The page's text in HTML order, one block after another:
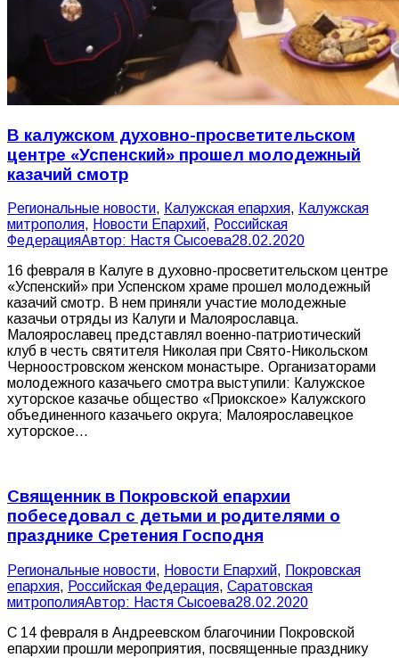
В калужском духовно-просветительском
центре «Успенский» прошел молодежный
казачий смотр
Pегиональные новости, Калужская епархия, Калужская
митрополия, Новости Епархий, Российская
ФедерацияАвтор: Настя Сысоева28.02.2020
16 февраля в Калуге в духовно-просветительском центре
«Успенский» при Успенском храме прошел молодежный
казачий смотр. В нем приняли участие молодежные
казачьи отряды из Калуги и Малоярославца.
Малоярославец представлял военно-патриотический
клуб в честь святителя Николая при Свято-Никольском
Черноостровском женском монастыре. Организаторами
молодежного казачьего смотра выступили: Калужское
хуторское казачье общество «Приокское» Калужского
объединенного казачьего округа; Малоярославецкое
хуторское…
Священник в Покровской епархии
побеседовал с детьми и родителями о
празднике Сретения Господня
Pегиональные новости, Новости Епархий, Покровская
епархия, Российская Федерация, Саратовская
митрополияАвтор: Настя Сысоева28.02.2020
С 14 февраля в Андреевском благочинии Покровской
епархии прошли мероприятия, посвященные празднику